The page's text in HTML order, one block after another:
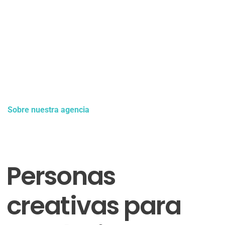
Sobre nuestra agencia
Personas
creativas para